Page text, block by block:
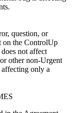
question, or
on the ControlUp
not affect
other non-Urgent
only a